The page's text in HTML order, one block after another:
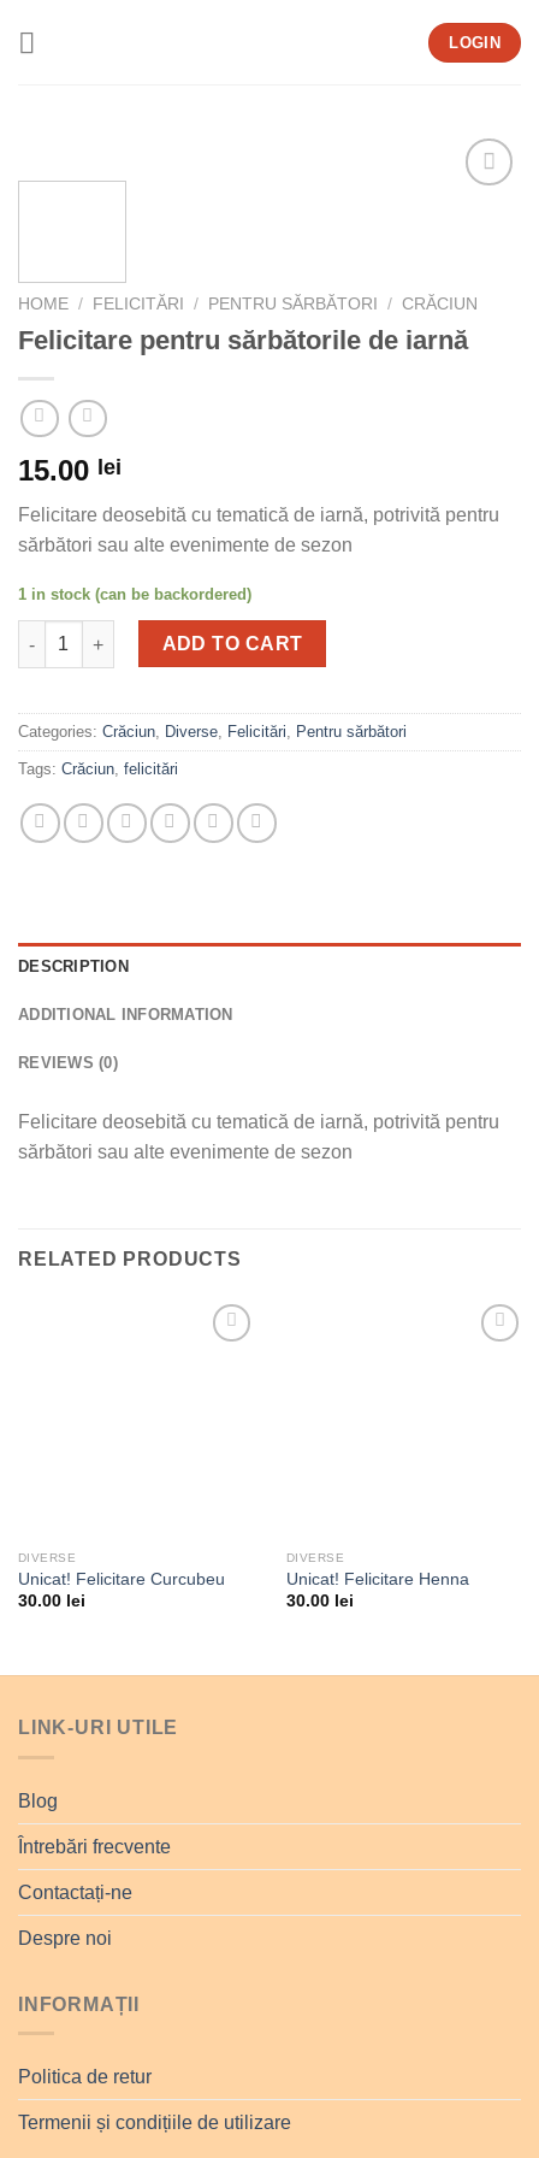
LOGIN
HOME / FELICITĂRI / PENTRU SĂRBĂTORI / CRĂCIUN
Felicitare pentru sărbătorile de iarnă
15.00 lei
Felicitare deosebită cu tematică de iarnă, potrivită pentru
sărbători sau alte evenimente de sezon
1 in stock (can be backordered)
Felicitare pentru sărbătorile de iarnă quantity
ADD TO CART
Categories: Crăciun Diverse Felicitări Pentru sărbători
Tags: Crăciun felicitări
DESCRIPTION
ADDITIONAL INFORMATION
REVIEWS (0)
Felicitare deosebită cu tematică de iarnă, potrivită pentru
sărbători sau alte evenimente de sezon
RELATED PRODUCTS
DIVERSE
Unicat! Felicitare Curcubeu
30.00 lei
DIVERSE
Unicat! Felicitare Henna
30.00 lei
LINK-URI UTILE
Blog
Întrebări frecvente
Contactați-ne
Despre noi
INFORMAȚII
Politica de retur
Termenii și condițiile de utilizare